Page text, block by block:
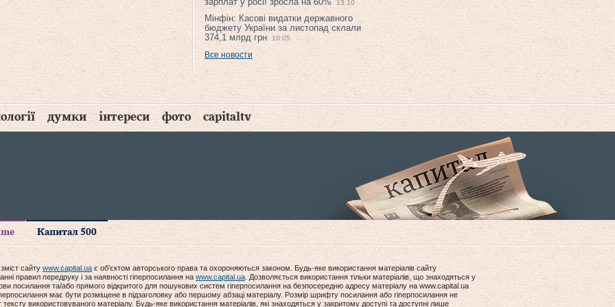
13:10
Мінфін: Касові видатки державного
бюджету України за листопад склали
374,1 млрд грн
10:05
Все новости
думки інтереси фото capitaltv
Капитал 500
сайту www.capital.ua є об'єктом авторського права та охороняються законом. Будь-яке використання матеріалів сайту
правил передруку і за наявності гіперпосилання на www.capital.ua . Дозволяється використання тільки матеріалів, що знаходяться у
посилання та/або прямого відкритого для пошукових систем гіперпосилання на безпосередню адресу матеріалу на www.capital.ua
має бути розміщене в підзаголовку або першому абзаці матеріалу. Розмір шрифту посилання або гіперпосилання не
використовуваного матеріалу. Будь-яке використання матеріалів, які знаходяться у закритому доступі та доступні лише